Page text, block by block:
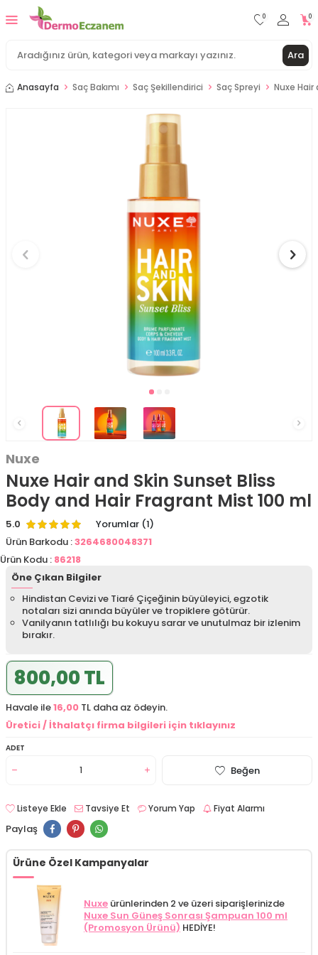
Ara
0 0
Anasayfa Saç Bakımı Saç Şekillendirici Saç Spreyi Nuxe
Nuxe
Nuxe Hair and Skin Sunset Bliss
Body and Hair Fragrant Mist 100 ml
5.0
Yorumlar (1)
Ürün Barkodu :3264680048371
Ürün Kodu : 86218
Öne Çıkan Bilgiler
Hindistan Cevizi ve Tiaré Çiçeğinin büyüleyici, egzotik
notaları sizi anında büyüler ve tropiklere götürür.
Vanilyanın tatlılığı bu kokuyu sarar ve unutulmaz bir izlenim
bırakır.
800,00 TL
Havale ile16,00 TL daha az ödeyin.
Üretici / İthalatçı firma bilgileri için tıklayınız
ADET
Beğen
Listeye Ekle Tavsiye Et Yorum Yap Fiyat Alarmı
Paylaş
Ürüne Özel Kampanyalar
Nuxe ürünlerinden 2 ve üzeri siparişlerinizde
Nuxe Sun Güneş Sonrası Şampuan 100 ml
(Promosyon Ürünü) HEDİYE!